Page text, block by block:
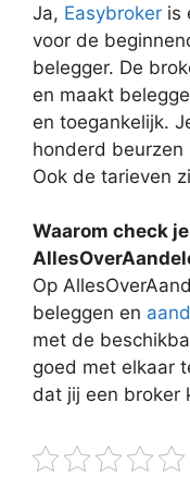
Ja, Easybroker is
voor de
belegger. De
en maakt
en toegankelijk.
honderd
Ook de tarieven
Waarom check
Op
beleggen en
met de
goed met elkaar
dat jij een broker